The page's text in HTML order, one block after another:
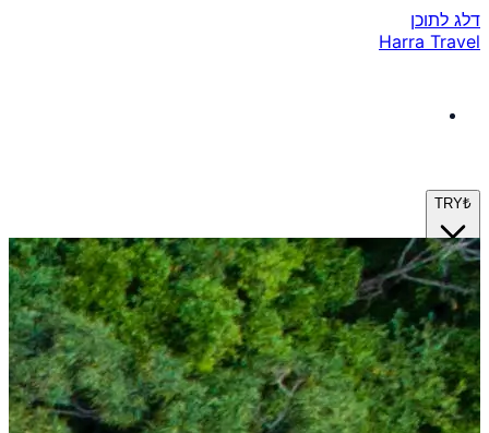
דלג לתוכן
Harra Travel
₺
TRY
he